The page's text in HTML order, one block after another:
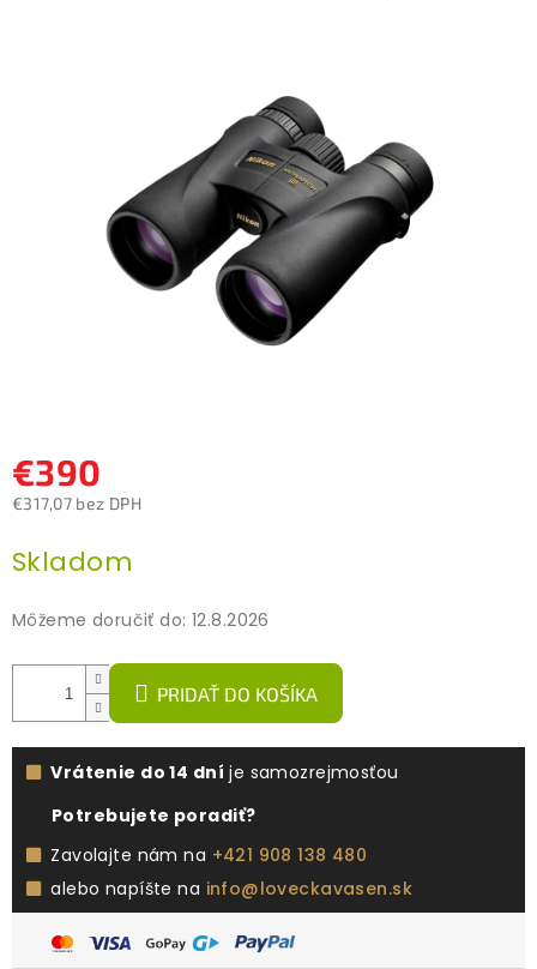
€390
€317,07 bez DPH
cena:
Skladom
Môžeme doručiť do: 12.8.2026
PRIDAŤ DO KOŠÍKA
Vrátenie do 14 dní je samozrejmosťou
Potrebujete poradiť?
Zavolajte nám na +421 908 138 480
alebo napíšte na info@loveckavasen.sk